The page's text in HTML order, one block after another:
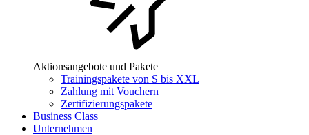
Aktionsangebote und Pakete
Trainingspakete von S bis XXL
Zahlung mit Vouchern
Zertifizierungspakete
Business Class
Unternehmen